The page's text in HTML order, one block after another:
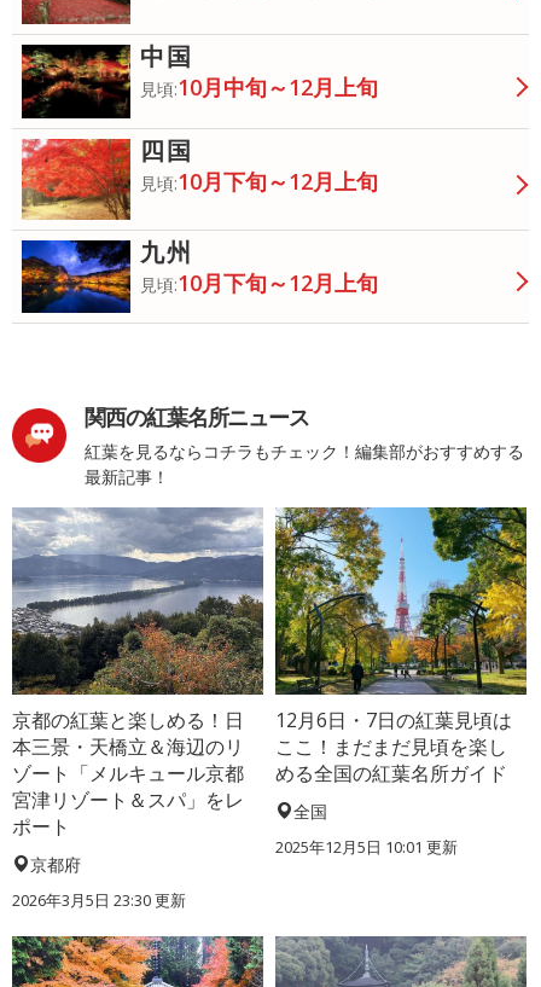
中国
見頃:10月中旬～12月上旬
四国
見頃:10月下旬～12月上旬
九州
見頃:10月下旬～12月上旬
関西の紅葉名所ニュース
紅葉を見るならコチラもチェック！編集部がおすすめする
最新記事！
京都の紅葉と楽しめる！日
本三景・天橋立＆海辺のリ
ゾート「メルキュール京都
宮津リゾート＆スパ」をレ
ポート
京都府
2026年3月5日 23:30 更新
12月6日・7日の紅葉見頃は
ここ！まだまだ見頃を楽し
める全国の紅葉名所ガイド
全国
2025年12月5日 10:01 更新